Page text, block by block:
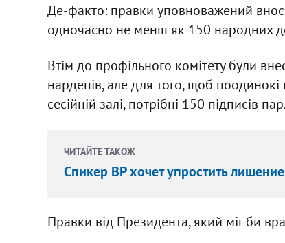
Де-факто: правки уповноважений
одночасно не менш як 150 народних
Втім до профільного комітету були
нардепів, але для того, щоб
сесійній залі, потрібні 150 підписів
ЧИТАЙТЕ ТАКОЖ
Спикер ВР хочет упростить
Правки від Президента, який міг би